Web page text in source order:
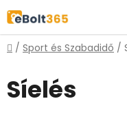
Ugrás
fő
tartalomhoz
Kezdőlap
/ Sport és Szabadidő /
Síelés